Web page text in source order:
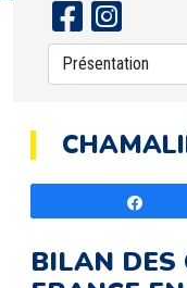
BILAN DES